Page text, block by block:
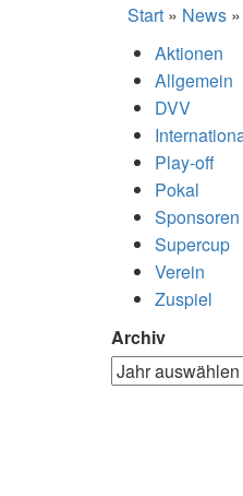
Start » News »
Aktionen
Allgemein
DVV
Play-off
Pokal
Sponsoren
Supercup
Verein
Zuspiel
Archiv